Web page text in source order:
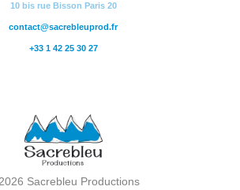
10 bis rue Bisson Paris 20
contact@sacrebleuprod.fr
+33 1 42 25 30 27
Sacrebleu Productions